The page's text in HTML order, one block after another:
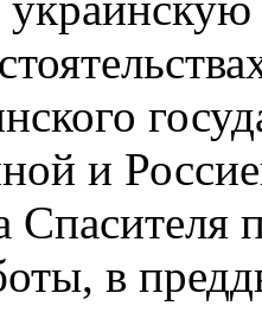
и
Спасителя
в